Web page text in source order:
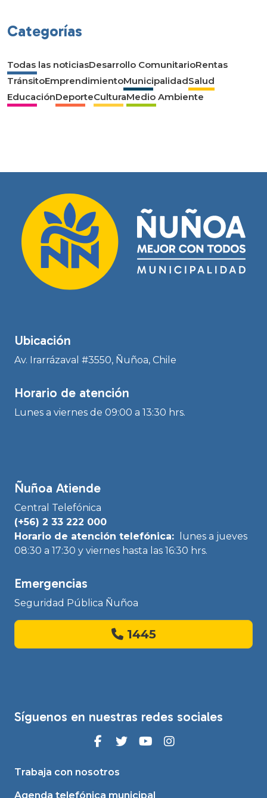
Categorías
Todas las noticiasDesarrollo ComunitarioRentas
TránsitoEmprendimientoMunicipalidadSalud
EducaciónDeporteCulturaMedio Ambiente
Ubicación
Av. Irarrázaval #3550, Ñuñoa, Chile
Horario de atención
Lunes a viernes de 09:00 a 13:30 hrs.
Ñuñoa Atiende
Central Telefónica
(+56) 2 33 222 000
Horario de atención telefónica:
lunes a jueves
08:30 a 17:30 y viernes hasta las 16:30 hrs.
Emergencias
Seguridad Pública Ñuñoa
1445
Síguenos en nuestras redes sociales
Trabaja con nosotros
Agenda telefónica municipal